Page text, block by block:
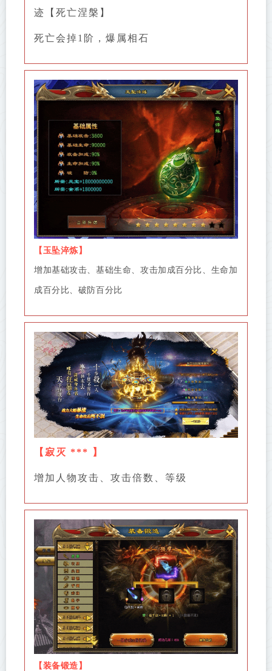
迹【死亡涅槃】
死亡会掉1阶，爆属相石
【玉坠淬炼】
增加基础攻击、基础生命、攻击加成百分比、生命加
成百分比、破防百分比
【 寂灭 *** 】
增加人物攻击、攻击倍数、等级
【装备锻造】